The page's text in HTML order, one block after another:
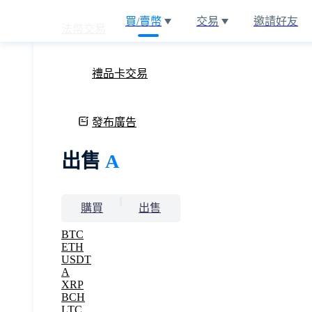
買/賣幣 交易 邀請好友
禮品卡交易
發布廣告
出售 A
購買 出售
BTC
ETH
USDT
A
XRP
BCH
LTC